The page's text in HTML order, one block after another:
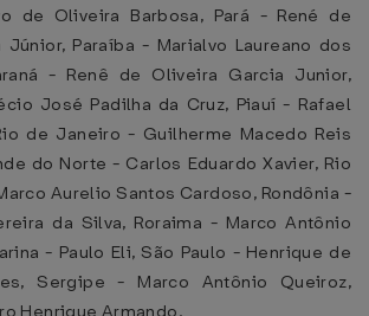
de Oliveira Barbosa, Pará - René de
Paraíba - Marialvo Laureano dos
- Renê de Oliveira Garcia Junior,
José Padilha da Cruz, Piauí - Rafael
de Janeiro - Guilherme Macedo Reis
do Norte - Carlos Eduardo Xavier, Rio
Aurelio Santos Cardoso, Rondônia -
da Silva, Roraima - Marco Antônio
- Paulo Eli, São Paulo - Henrique de
Sergipe - Marco Antônio Queiroz,
Henrique Armando.